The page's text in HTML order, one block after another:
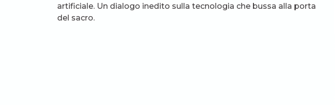
artificiale. Un dialogo inedito sulla tecnologia che bussa alla porta
del sacro.